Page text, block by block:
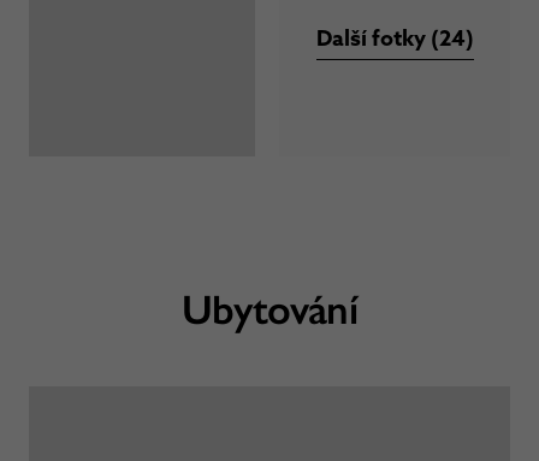
Další fotky (24)
Ubytování